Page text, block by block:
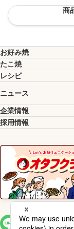
商
お好み焼
たこ焼
レシピ
ニュース
企業情報
採用情報